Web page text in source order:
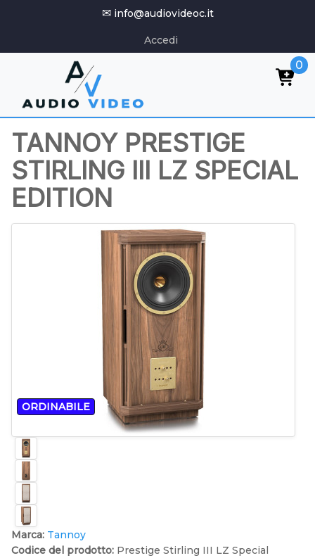
✉ info@audiovideoc.it
Accedi
0
TANNOY PRESTIGE
STIRLING III LZ SPECIAL
EDITION
ORDINABILE
Marca: Tannoy
Codice del prodotto: Prestige Stirling III LZ Special